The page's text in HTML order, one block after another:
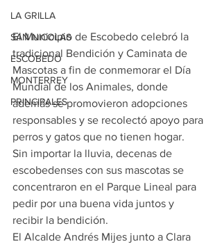
LA GRILLA
SAN NICOLAS
ESCOBEDO
MONTERREY
PRINCIPALES
El Municipio de Escobedo celebró la
tradicional Bendición y Caminata de
Mascotas a fin de conmemorar el Día
Mundial de los Animales, donde
además se promovieron adopciones
responsables y se recolectó apoyo para
perros y gatos que no tienen hogar.
Sin importar la lluvia, decenas de
escobedenses con sus mascotas se
concentraron en el Parque Lineal para
pedir por una buena vida juntos y
recibir la bendición.
El Alcalde Andrés Mijes junto a Clara